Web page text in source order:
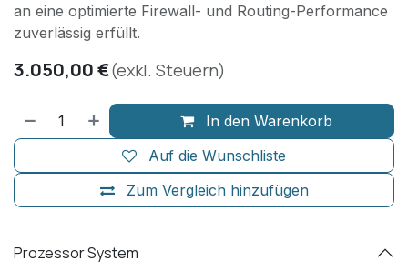
an eine optimierte Firewall- und Routing-Performance
zuverlässig erfüllt.
3.050,00€(exkl. Steuern)
In den Warenkorb
Zum Vergleich hinzufügen
Auf die Wunschliste
Prozessor System